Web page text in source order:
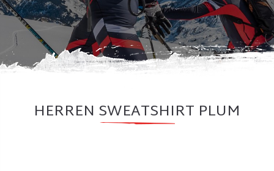
HERREN SWEATSHIRT PLUM